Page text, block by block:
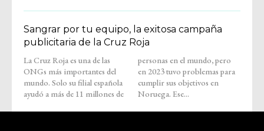
Sangrar por tu equipo, la exitosa campaña
publicitaria de la Cruz Roja
La Cruz Roja es una de las
ONGs más importantes del
mundo. Solo su filial española
ayudó a más de 11 millones de
personas en el mundo, pero
en 2023 tuvo problemas para
cumplir sus objetivos en
Noruega. Ese...